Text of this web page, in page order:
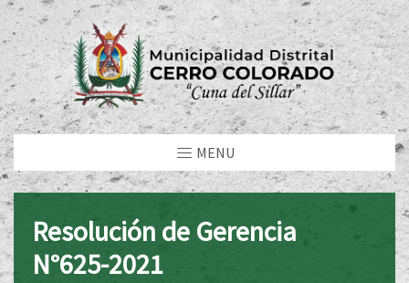
MENU
Resolución de Gerencia
N°625-2021